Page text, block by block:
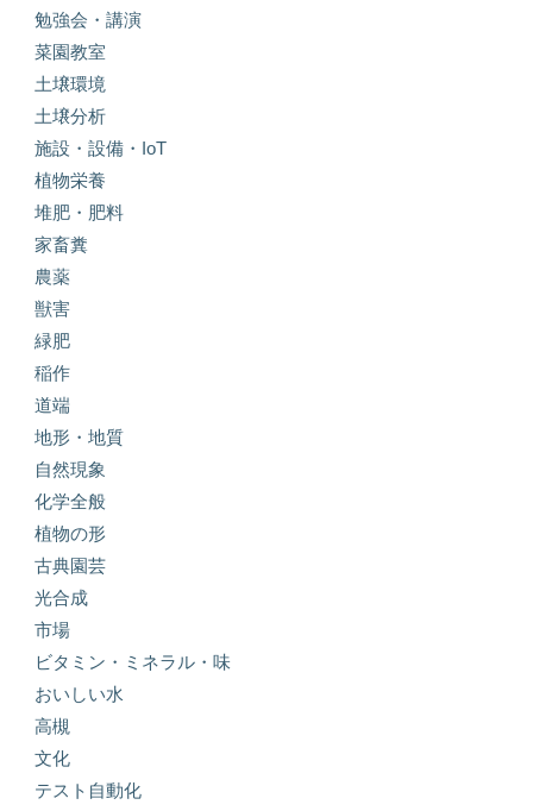
勉強会・講演
菜園教室
土壌環境
土壌分析
施設・設備・IoT
植物栄養
堆肥・肥料
家畜糞
農薬
獣害
緑肥
稲作
道端
地形・地質
自然現象
化学全般
植物の形
古典園芸
光合成
市場
ビタミン・ミネラル・味
おいしい水
高槻
文化
テスト自動化